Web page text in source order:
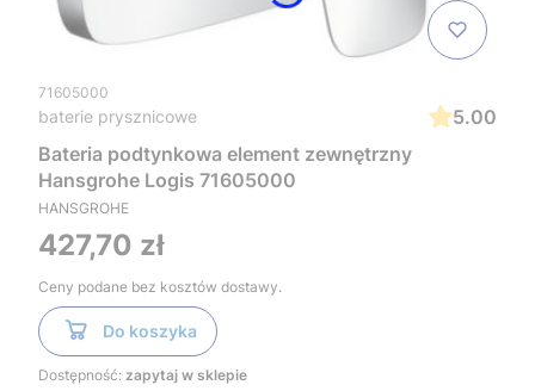
71605000
baterie prysznicowe
5.00
Bateria podtynkowa element zewnętrzny
Hansgrohe Logis 71605000
HANSGROHE
Cena
427,70 zł
Ceny podane bez kosztów dostawy.
Do koszyka
Dostępność: zapytaj w sklepie